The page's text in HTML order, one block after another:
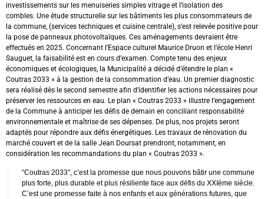
investissements sur les menuiseries simples vitrage et l’isolation des
combles. Une étude structurelle sur les bâtiments les plus consommateurs de
la commune, (services techniques et cuisine centrale), s’est relevée positive pour
la pose de panneaux photovoltaïques. Ces aménagements devraient être
effectués en 2025. Concernant l’Espace culturel Maurice Druon et l’école Henri
Sauguet, la faisabilité est en cours d’examen. Compte tenu des enjeux
économiques et écologiques, la Municipalité a décidé d’étendre le plan «
Coutras 2033 » à la gestion de la consommation d’eau. Un premier diagnostic
sera réalisé dès le second semestre afin d’identifier les actions nécessaires pour
préserver les ressources en eau. Le plan « Coutras 2033 » illustre l’engagement
de la Commune à anticiper les défis de demain en conciliant responsabilité
environnementale et maîtrise de ses dépenses. De plus, nos projets seront
adaptés pour répondre aux défis énergétiques. Les travaux de rénovation du
marché couvert et de la salle Jean Doursat prendront, notamment, en
considération les recommandations du plan « Coutras 2033 ».
“Coutras 2033”, c’est la promesse que nous pouvons bâtir une commune
plus forte, plus durable et plus résiliente face aux défis du XXIème siècle.
C’est une promesse faite à nos enfants et aux générations futures, que